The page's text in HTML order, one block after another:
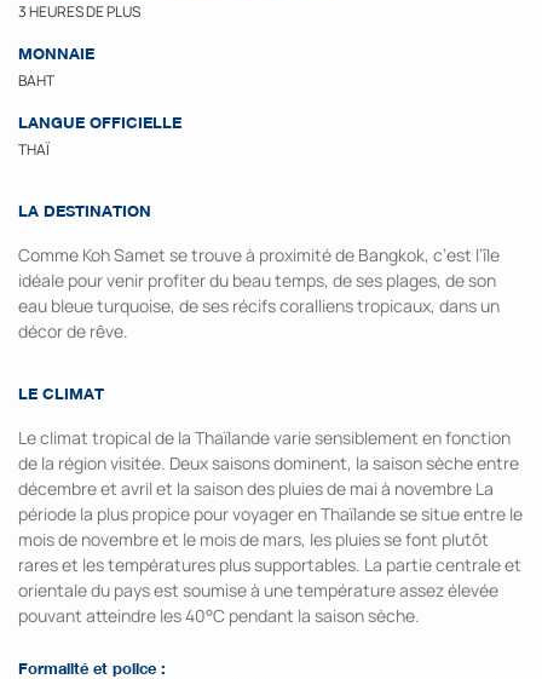
3 HEURES DE PLUS
MONNAIE
BAHT
LANGUE OFFICIELLE
THAÏ
LA DESTINATION
Comme Koh Samet se trouve à proximité de Bangkok, c’est l’île
idéale pour venir profiter du beau temps, de ses plages, de son
eau bleue turquoise, de ses récifs coralliens tropicaux, dans un
décor de rêve.
LE CLIMAT
Le climat tropical de la Thaïlande varie sensiblement en fonction
de la région visitée. Deux saisons dominent, la saison sèche entre
décembre et avril et la saison des pluies de mai à novembre La
période la plus propice pour voyager en Thaïlande se situe entre le
mois de novembre et le mois de mars, les pluies se font plutôt
rares et les températures plus supportables. La partie centrale et
orientale du pays est soumise à une température assez élevée
pouvant atteindre les 40°C pendant la saison sèche.
Formalité et police :